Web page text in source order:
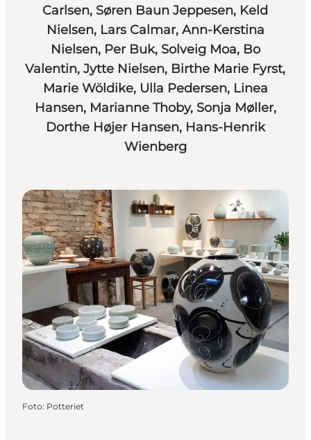
Carlsen, Søren Baun Jeppesen, Keld
Nielsen, Lars Calmar, Ann-Kerstina
Nielsen, Per Buk, Solveig Moa, Bo
Valentin, Jytte Nielsen, Birthe Marie Fyrst,
Marie Wöldike, Ulla Pedersen, Linea
Hansen, Marianne Thoby, Sonja Møller,
Dorthe Højer Hansen, Hans-Henrik
Wienberg
Foto: Potteriet